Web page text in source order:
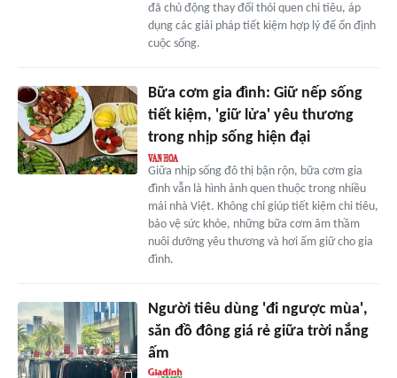
đã chủ động thay đổi thói quen chi tiêu, áp
dụng các giải pháp tiết kiệm hợp lý để ổn định
cuộc sống.
Bữa cơm gia đình: Giữ nếp sống
tiết kiệm, 'giữ lửa' yêu thương
trong nhịp sống hiện đại
Giữa nhịp sống đô thị bận rộn, bữa cơm gia
đình vẫn là hình ảnh quen thuộc trong nhiều
mái nhà Việt. Không chỉ giúp tiết kiệm chi tiêu,
bảo vệ sức khỏe, những bữa cơm âm thầm
nuôi dưỡng yêu thương và hơi ấm giữ cho gia
đình.
Người tiêu dùng 'đi ngược mùa',
săn đồ đông giá rẻ giữa trời nắng
ấm